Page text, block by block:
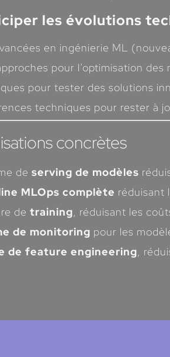
les évolutions
en ingénierie ML
pour l’optimisation des
pour tester des solutions
techniques pour rester à
concrètes
de serving de modèles
MLOps complète réduisant
de training, réduisant les
de monitoring pour les
de feature engineering,